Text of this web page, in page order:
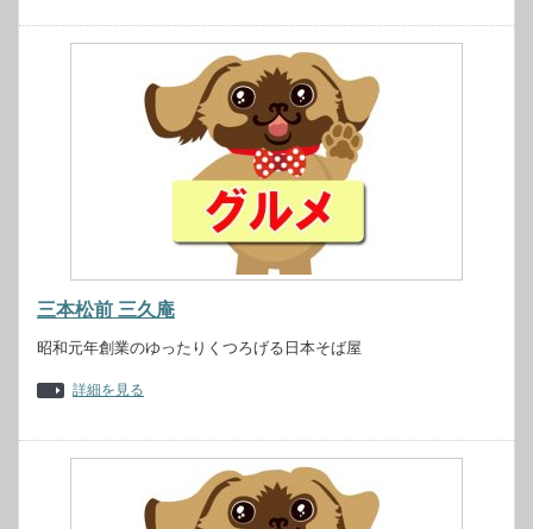
三本松前 三久庵
昭和元年創業のゆったりくつろげる日本そば屋
詳細を見る